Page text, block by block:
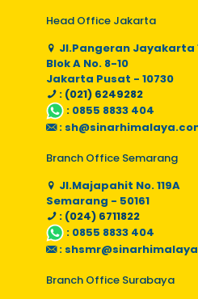
Head Office Jakarta
Jl.Pangeran Jayakarta
Blok A No. 8-10
Jakarta Pusat - 10730
: (021) 6249282
: 0855 8833 404
:
Branch Office Semarang
Jl.Majapahit No. 119A
Semarang - 50161
: (024) 6711822
: 0855 8833 404
:
Branch Office Surabaya